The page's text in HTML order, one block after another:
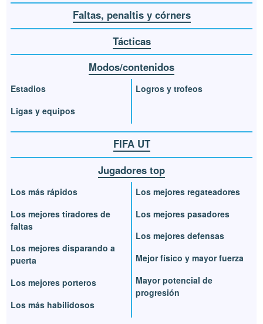
Faltas, penaltis y córners
Tácticas
Modos/contenidos
Estadios
Ligas y equipos
Logros y trofeos
FIFA UT
Jugadores top
Los más rápidos
Los mejores tiradores de
faltas
Los mejores disparando a
puerta
Los mejores porteros
Los más habilidosos
Los mejores regateadores
Los mejores pasadores
Los mejores defensas
Mejor físico y mayor fuerza
Mayor potencial de
progresión